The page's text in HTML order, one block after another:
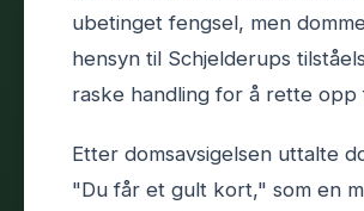
ubetinget fengsel, men
hensyn til Schjelderups
raske handling for å rette opp
Etter domsavsigelsen uttalte
"Du får et gult kort," som en